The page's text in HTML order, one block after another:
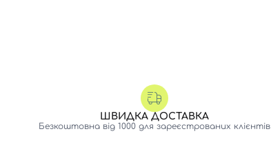
ШВИДКА ДОСТАВКА
Безкоштовна від 1000 для зареєстрованих клієнтів